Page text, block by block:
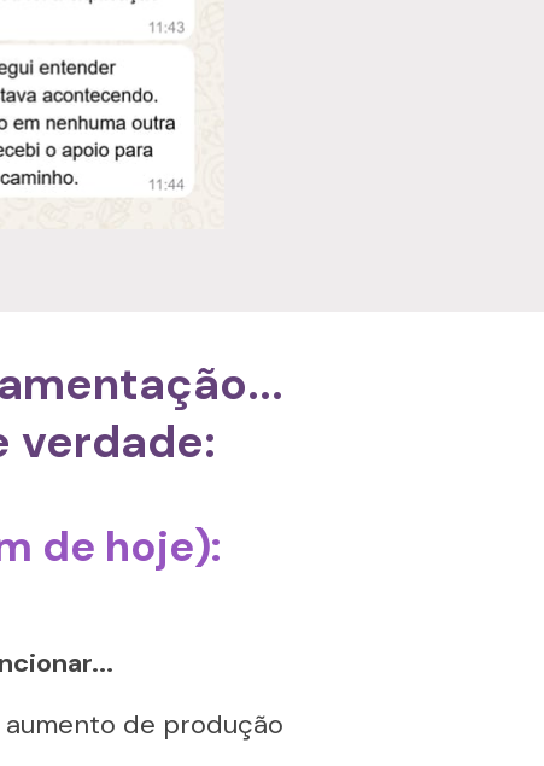
verdade:
de hoje):
de produção